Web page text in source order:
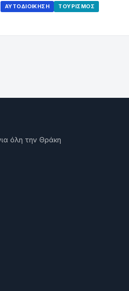
ΑΥΤΟΔΙΟΊΚΗΣΗ ΤΟΥΡΙΣΜΌΣ
όλη την Θράκη